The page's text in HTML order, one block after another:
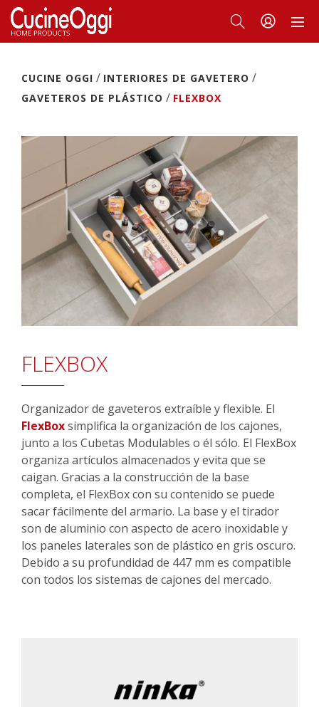
CUCINE OGGI / INTERIORES DE GAVETERO /
GAVETEROS DE PLÁSTICO / FLEXBOX
FLEXBOX
Organizador de gaveteros extraíble y flexible. El
FlexBoxsimplifica la organización de los cajones,
junto a los Cubetas Modulables o él sólo. El FlexBox
organiza artículos almacenados y evita que se
caigan. Gracias a la construcción de la base
completa, el FlexBox con su contenido se puede
sacar fácilmente del armario. La base y el tirador
son de aluminio con aspecto de acero inoxidable y
los paneles laterales son de plástico en gris oscuro.
Debido a su profundidad de 447 mm es compatible
con todos los sistemas de cajones del mercado.